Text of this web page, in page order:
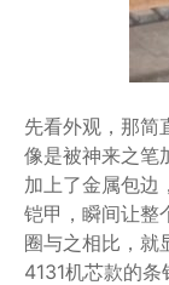
先看外观，那简
像是被神来之笔
加上了金属包边
铠甲，瞬间让整
圈与之相比，就
4131机芯款的